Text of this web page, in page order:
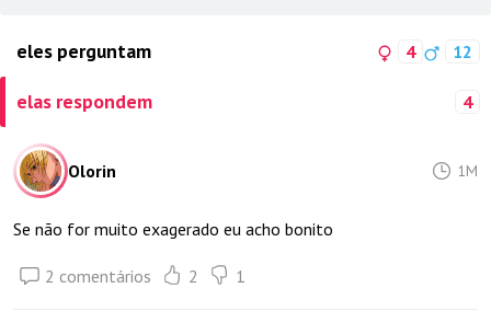
eles perguntam 4 12
elas respondem 4
Olorin 1M
Se não for muito exagerado eu acho bonito
2 comentários 2 1